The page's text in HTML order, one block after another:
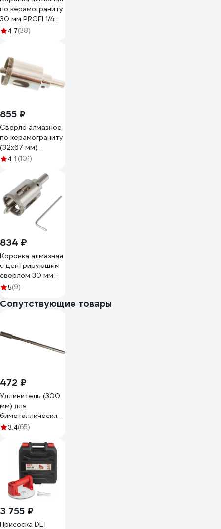
по керамограниту
30 мм PROFI 1/4
SKRAB 31130
4.7(38)
855 ₽
Сверло алмазное
по керамограниту
(32х67 мм)
MATRIX 726323
4.1 (101)
834 ₽
Коронка алмазная
с центрирующим
сверлом 30 мм
МастерАлмаз
5(9)
Сопутствующие товары
472 ₽
Удлинитель (300
мм) для
биметаллических
коронок Зубр
3.4(65)
3 755 ₽
Присоска DLT